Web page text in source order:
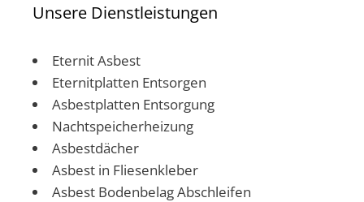
Unsere Dienstleistungen
Eternit Asbest
Eternitplatten Entsorgen
Asbestplatten Entsorgung
Nachtspeicherheizung
Asbestdächer
Asbest in Fliesenkleber
Asbest Bodenbelag Abschleifen